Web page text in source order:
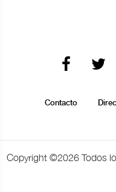
Contacto
Copyright ©2026 Todos